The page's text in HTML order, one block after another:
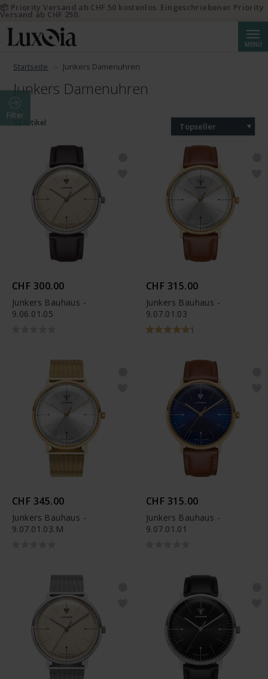
MENÜ
Startseite Junkers Damenuhren
Junkers Damenuhren
Filter
32 Artikel Topseller
CHF 300.00
Junkers Bauhaus -
9.06.01.05
CHF 315.00
Junkers Bauhaus -
9.07.01.03
1
CHF 345.00
Junkers Bauhaus -
9.07.01.03.M
CHF 315.00
Junkers Bauhaus -
9.07.01.01
📦 Priority Versand ab CHF 50 kostenlos. Eingeschriebener Priority
Versand ab CHF 250.